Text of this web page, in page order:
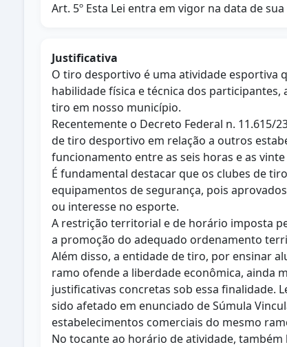
Art. 5º Esta Lei entra em vigor na data de
Justificativa
O tiro desportivo é uma atividade esportiva
habilidade física e técnica dos
tiro em nosso município.
Recentemente o Decreto Federal n.
de tiro desportivo em relação a outros
funcionamento entre as seis horas e as
É fundamental destacar que os clubes de
equipamentos de segurança, pois
ou interesse no esporte.
A restrição territorial e de horário imposta
a promoção do adequado ordenamento
Além disso, a entidade de tiro, por ensinar
ramo ofende a liberdade econômica, ainda
justificativas concretas sob essa finalidade.
sido afetado em enunciado de Súmula
estabelecimentos comerciais do mesmo
No tocante ao horário de atividade,